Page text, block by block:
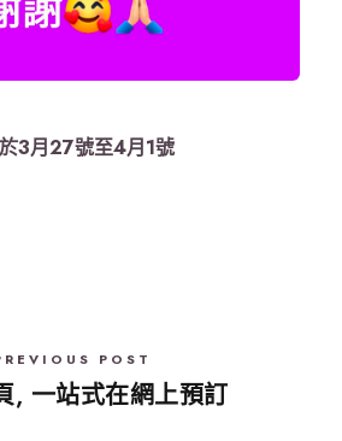
3月27號至4月1號
POST
, 一站式在網上預訂